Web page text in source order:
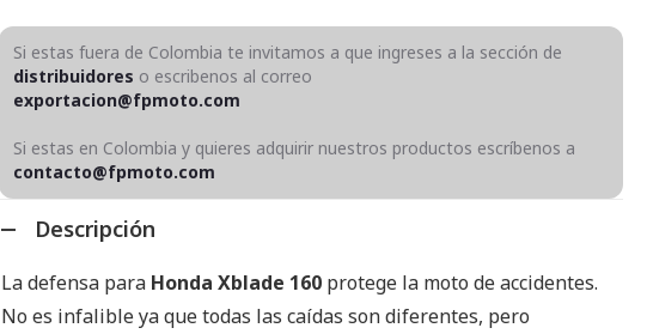
Si estas fuera de Colombia te invitamos a que ingreses a la sección de
distribuidores o escribenos al correo
exportacion@fpmoto.com
Si estas en Colombia y quieres adquirir nuestros productos escríbenos a
contacto@fpmoto.com
Descripción
La defensa para Honda Xblade 160 protege la moto de accidentes.
No es infalible ya que todas las caídas son diferentes, pero